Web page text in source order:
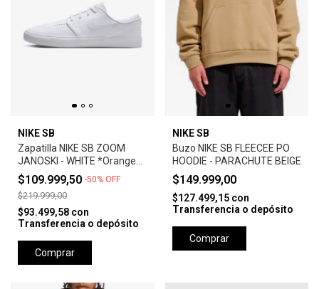
NIKE SB
Zapatilla NIKE SB ZOOM
JANOSKI - WHITE *Orange
Label*
$109.999,50 -50% OFF
$219.999,00
$93.499,58 con
Transferencia o depósito
Comprar
NIKE SB
Buzo NIKE SB FLEECEE PO
HOODIE - PARACHUTE BEIGE
$149.999,00
$127.499,15 con
Transferencia o depósito
Comprar